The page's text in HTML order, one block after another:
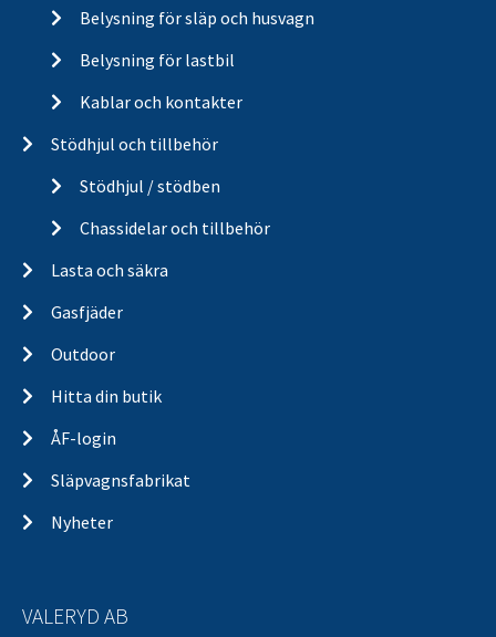
Belysning för släp och husvagn
Belysning för lastbil
Kablar och kontakter
Stödhjul och tillbehör
Stödhjul / stödben
Chassidelar och tillbehör
Lasta och säkra
Gasfjäder
Outdoor
Hitta din butik
ÅF-login
Släpvagnsfabrikat
Nyheter
VALERYD AB